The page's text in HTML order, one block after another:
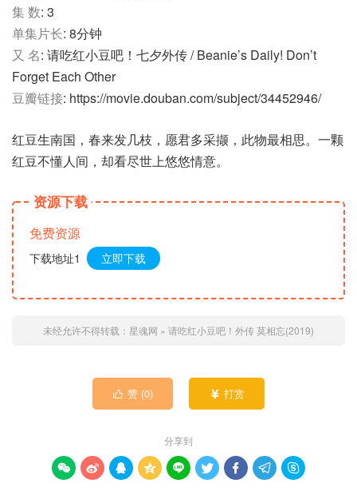
集 数: 3
单集片长: 8分钟
又 名: 请吃红小豆吧！七夕外传 / Beanie’s Daily! Don’t
Forget Each Other
豆瓣链接: https://movie.douban.com/subject/34452946/
红豆生南国，春来发几枝，愿君多采撷，此物最相思。一颗
红豆不懂人间，却看尽世上悠悠情意。
资源下载
免费资源
下载地址1 立即下载
未经允许不得转载： 星魂网 » 请吃红小豆吧！外传 莫相忘(2019)
 赞 (0)  打赏
分享到
        